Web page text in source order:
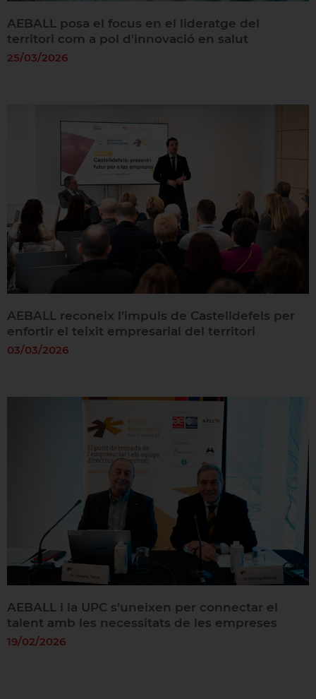
AEBALL posa el focus en el lideratge del
territori com a pol d'innovació en salut
25/03/2026
AEBALL reconeix l’impuls de Castelldefels per
enfortir el teixit empresarial del territori
03/03/2026
AEBALL i la UPC s’uneixen per connectar el
talent amb les necessitats de les empreses
19/02/2026